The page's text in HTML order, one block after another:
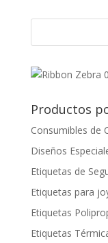
Productos
Consumibles de
Diseños
Etiquetas de
Etiquetas para
Etiquetas
Etiquetas